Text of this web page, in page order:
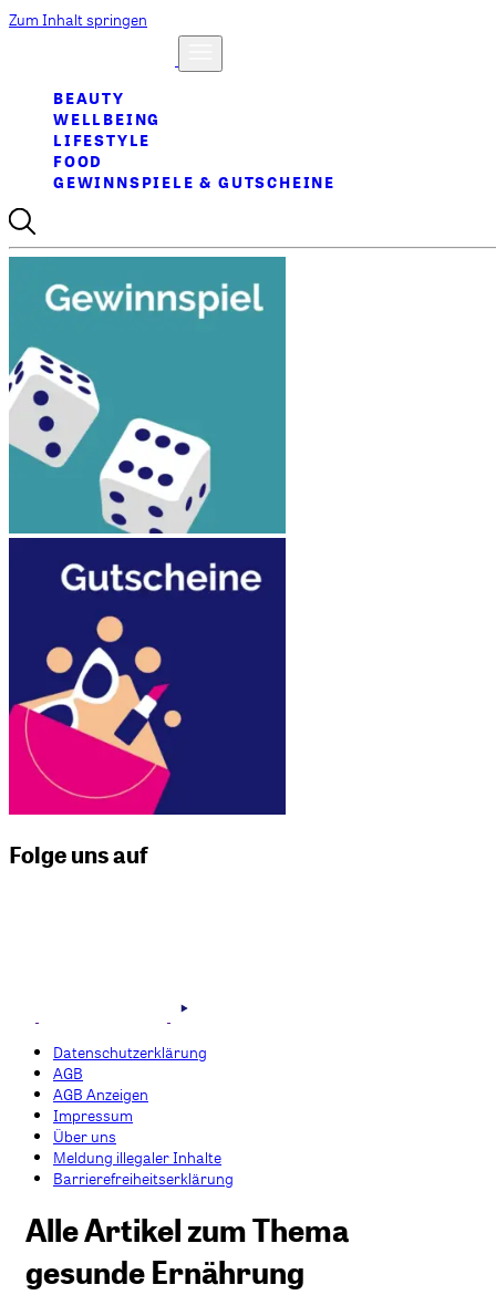
Zum Inhalt springen
BEAUTY
WELLBEING
LIFESTYLE
FOOD
GEWINNSPIELE & GUTSCHEINE
Folge uns auf
Datenschutzerklärung
AGB
AGB Anzeigen
Impressum
Über uns
Meldung illegaler Inhalte
Barrierefreiheitserklärung
Alle Artikel zum Thema
gesunde Ernährung